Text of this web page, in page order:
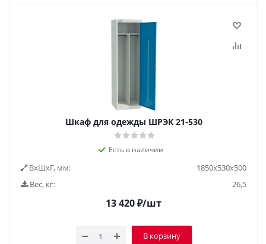
Шкаф для одежды ШРЭК 21-530
Есть в наличии
ВxШxГ, мм:
1850х530х500
Вес, кг:
26,5
13 420₽/шт
В корзину